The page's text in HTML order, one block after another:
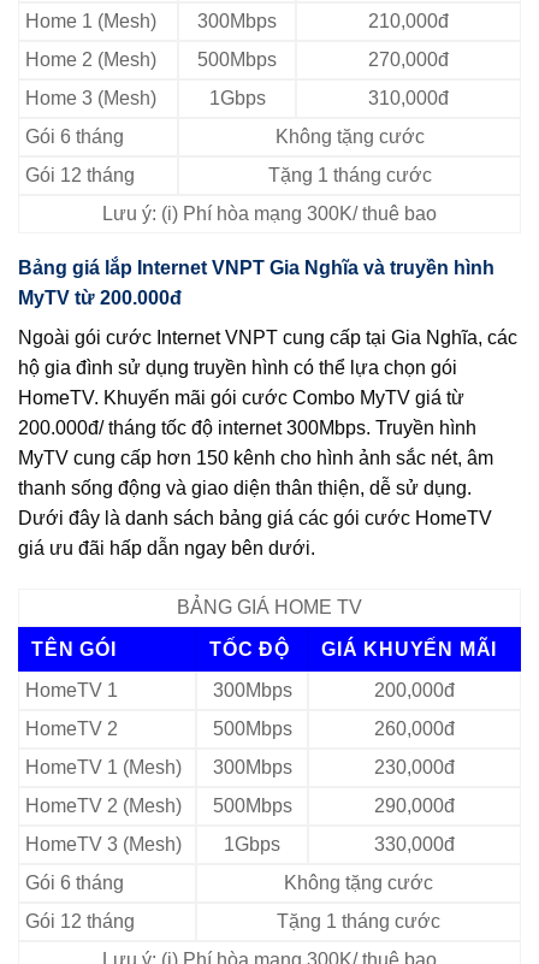
Home 1 (Mesh)
300Mbps
210,000đ
Home 2 (Mesh)
500Mbps
270,000đ
Home 3 (Mesh)
1Gbps
310,000đ
Gói 6 tháng
Không tặng cước
Gói 12 tháng
Tặng 1 tháng cước
Lưu ý: (i) Phí hòa mạng 300K/ thuê bao
Bảng giá lắp Internet VNPT Gia Nghĩa và truyền hình
MyTV từ 200.000đ
Ngoài gói cước Internet VNPT cung cấp tại Gia Nghĩa, các
hộ gia đình sử dụng truyền hình có thể lựa chọn gói
HomeTV. Khuyến mãi gói cước Combo MyTV giá từ
200.000đ/ tháng tốc độ internet 300Mbps. Truyền hình
MyTV cung cấp hơn 150 kênh cho hình ảnh sắc nét, âm
thanh sống động và giao diện thân thiện, dễ sử dụng.
Dưới đây là danh sách bảng giá các gói cước HomeTV
giá ưu đãi hấp dẫn ngay bên dưới.
BẢNG GIÁ HOME TV
TÊN GÓI TỐC ĐỘ
GIÁ KHUYẾN MÃI
HomeTV 1
300Mbps
200,000đ
HomeTV 2
500Mbps
260,000đ
HomeTV 1 (Mesh)
300Mbps
230,000đ
HomeTV 2 (Mesh)
500Mbps
290,000đ
HomeTV 3 (Mesh)
1Gbps
330,000đ
Gói 6 tháng
Không tặng cước
Gói 12 tháng
Tặng 1 tháng cước
Lưu ý: (i) Phí hòa mạng 300K/ thuê bao